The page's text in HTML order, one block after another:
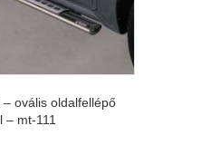
ovális oldalfellépő
– mt-111